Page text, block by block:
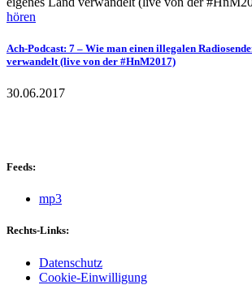
hören
Ach-Podcast: 7 – Wie man einen illegalen
verwandelt (live von der #HnM2017)
30.06.2017
Feeds:
mp3
Rechts-Links:
Datenschutz
Cookie-Einwilligung